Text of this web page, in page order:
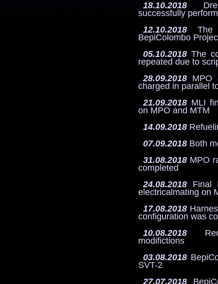
18.10.2018
successfully
12.10.2018 The
BepiColombo
05.10.2018 The
repeated due to
28.09.2018 MPO
charged in parallel
21.09.2018 MLI
on MPO and MTM
14.09.2018
07.09.2018 Both
31.08.2018 MPO
completed
24.08.2018 Final
electricalmating on
17.08.2018
configuration was
10.08.2018
modifictions
03.08.2018
SVT-2
27.07.2018